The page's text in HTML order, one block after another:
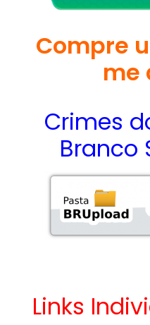
Compre
me
Crimes
Branco
Links